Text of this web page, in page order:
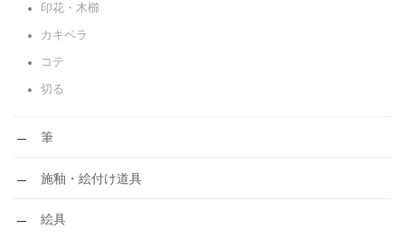
印花・木櫛
カキベラ
コテ
切る
筆
施釉・絵付け道具
絵具